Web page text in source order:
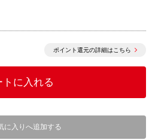
ポイント還元の詳細はこちら
に入りへ追加する